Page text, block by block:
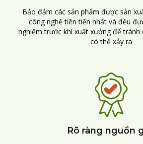
Bảo đảm các sản phẩm được sản
công nghệ tiên tiến nhất và đều
nghiệm trước khi xuất xưởng để tránh
có thể xảy ra
Rõ ràng nguồn